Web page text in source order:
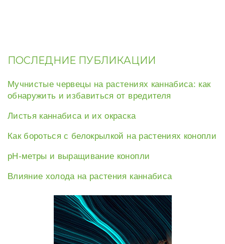
ПОСЛЕДНИЕ ПУБЛИКАЦИИ
Мучнистые червецы на растениях каннабиса: как
обнаружить и избавиться от вредителя
Листья каннабиса и их окраска
Как бороться с белокрылкой на растениях конопли
рН-метры и выращивание конопли
Влияние холода на растения каннабиса